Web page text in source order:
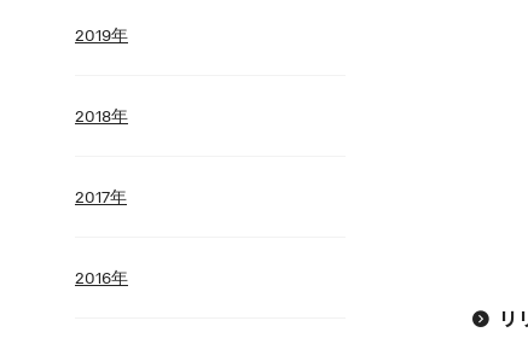
2019年
2018年
2017年
2016年
リ